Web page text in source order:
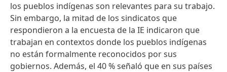
los pueblos indígenas son relevantes para su trabajo.
Sin embargo, la mitad de los sindicatos que
respondieron a la encuesta de la IE indicaron que
trabajan en contextos donde los pueblos indígenas
no están formalmente reconocidos por sus
gobiernos. Además, el 40 % señaló que en sus países